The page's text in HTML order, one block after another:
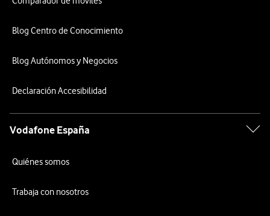
Blog Centro de Conocimiento
Blog Autónomos y Negocios
Declaración Accesibilidad
Vodafone España
Quiénes somos
Trabaja con nosotros